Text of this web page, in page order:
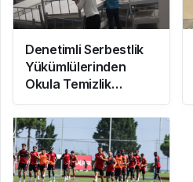
Denetimli Serbestlik
Yükümlülerinden
Okula Temizlik
Desteği